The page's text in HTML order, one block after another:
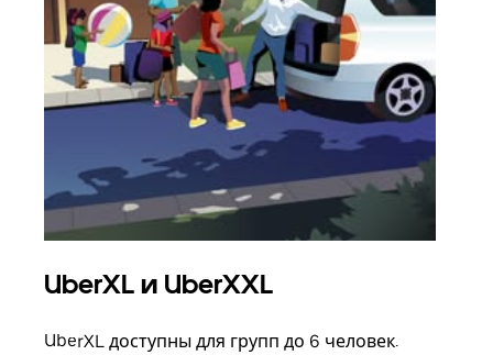
UberXL и UberXXL
UberXL доступны для групп до 6 человек.